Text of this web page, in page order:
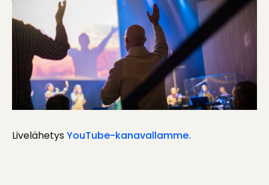
LivelähetysYouTube-kanavallamme.